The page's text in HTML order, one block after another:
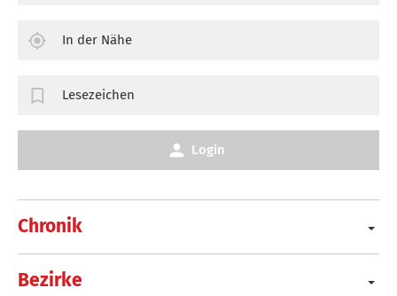
Chronik
Bezirke
In der Nähe
Lesezeichen
Login